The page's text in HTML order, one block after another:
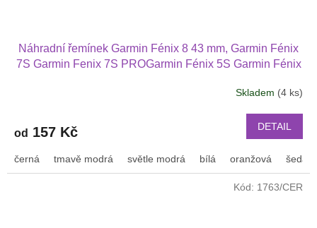
Náhradní řemínek Garmin Fénix 8 43 mm, Garmin Fénix
7S Garmin Fenix 7S PROGarmin Fénix 5S Garmin Fénix
Skladem (4 ks)
od 157 Kč DETAIL
černá tmavě modrá světle modrá bílá oranžová šedá
Kód: 1763/CER